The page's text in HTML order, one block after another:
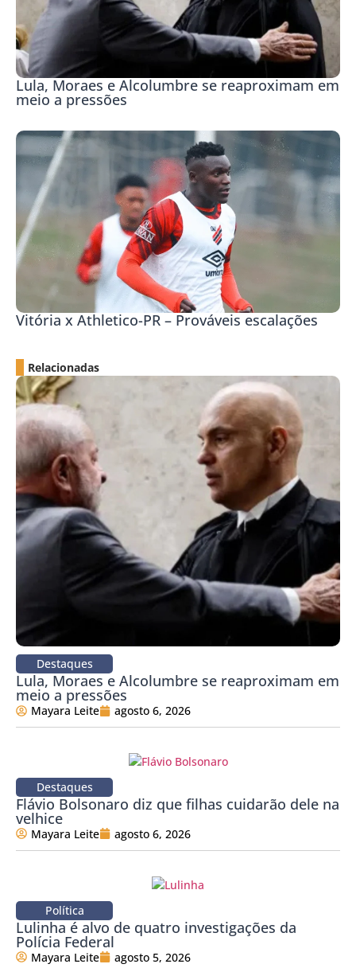
Lula, Moraes e Alcolumbre se reaproximam em
meio a pressões
Vitória x Athletico-PR – Prováveis escalações
Relacionadas
Destaques
Lula, Moraes e Alcolumbre se reaproximam em
meio a pressões
Mayara Leite agosto 6, 2026
Destaques
Flávio Bolsonaro diz que filhas cuidarão dele na
velhice
Mayara Leite agosto 6, 2026
Política
Lulinha é alvo de quatro investigações da
Polícia Federal
Mayara Leite agosto 5, 2026